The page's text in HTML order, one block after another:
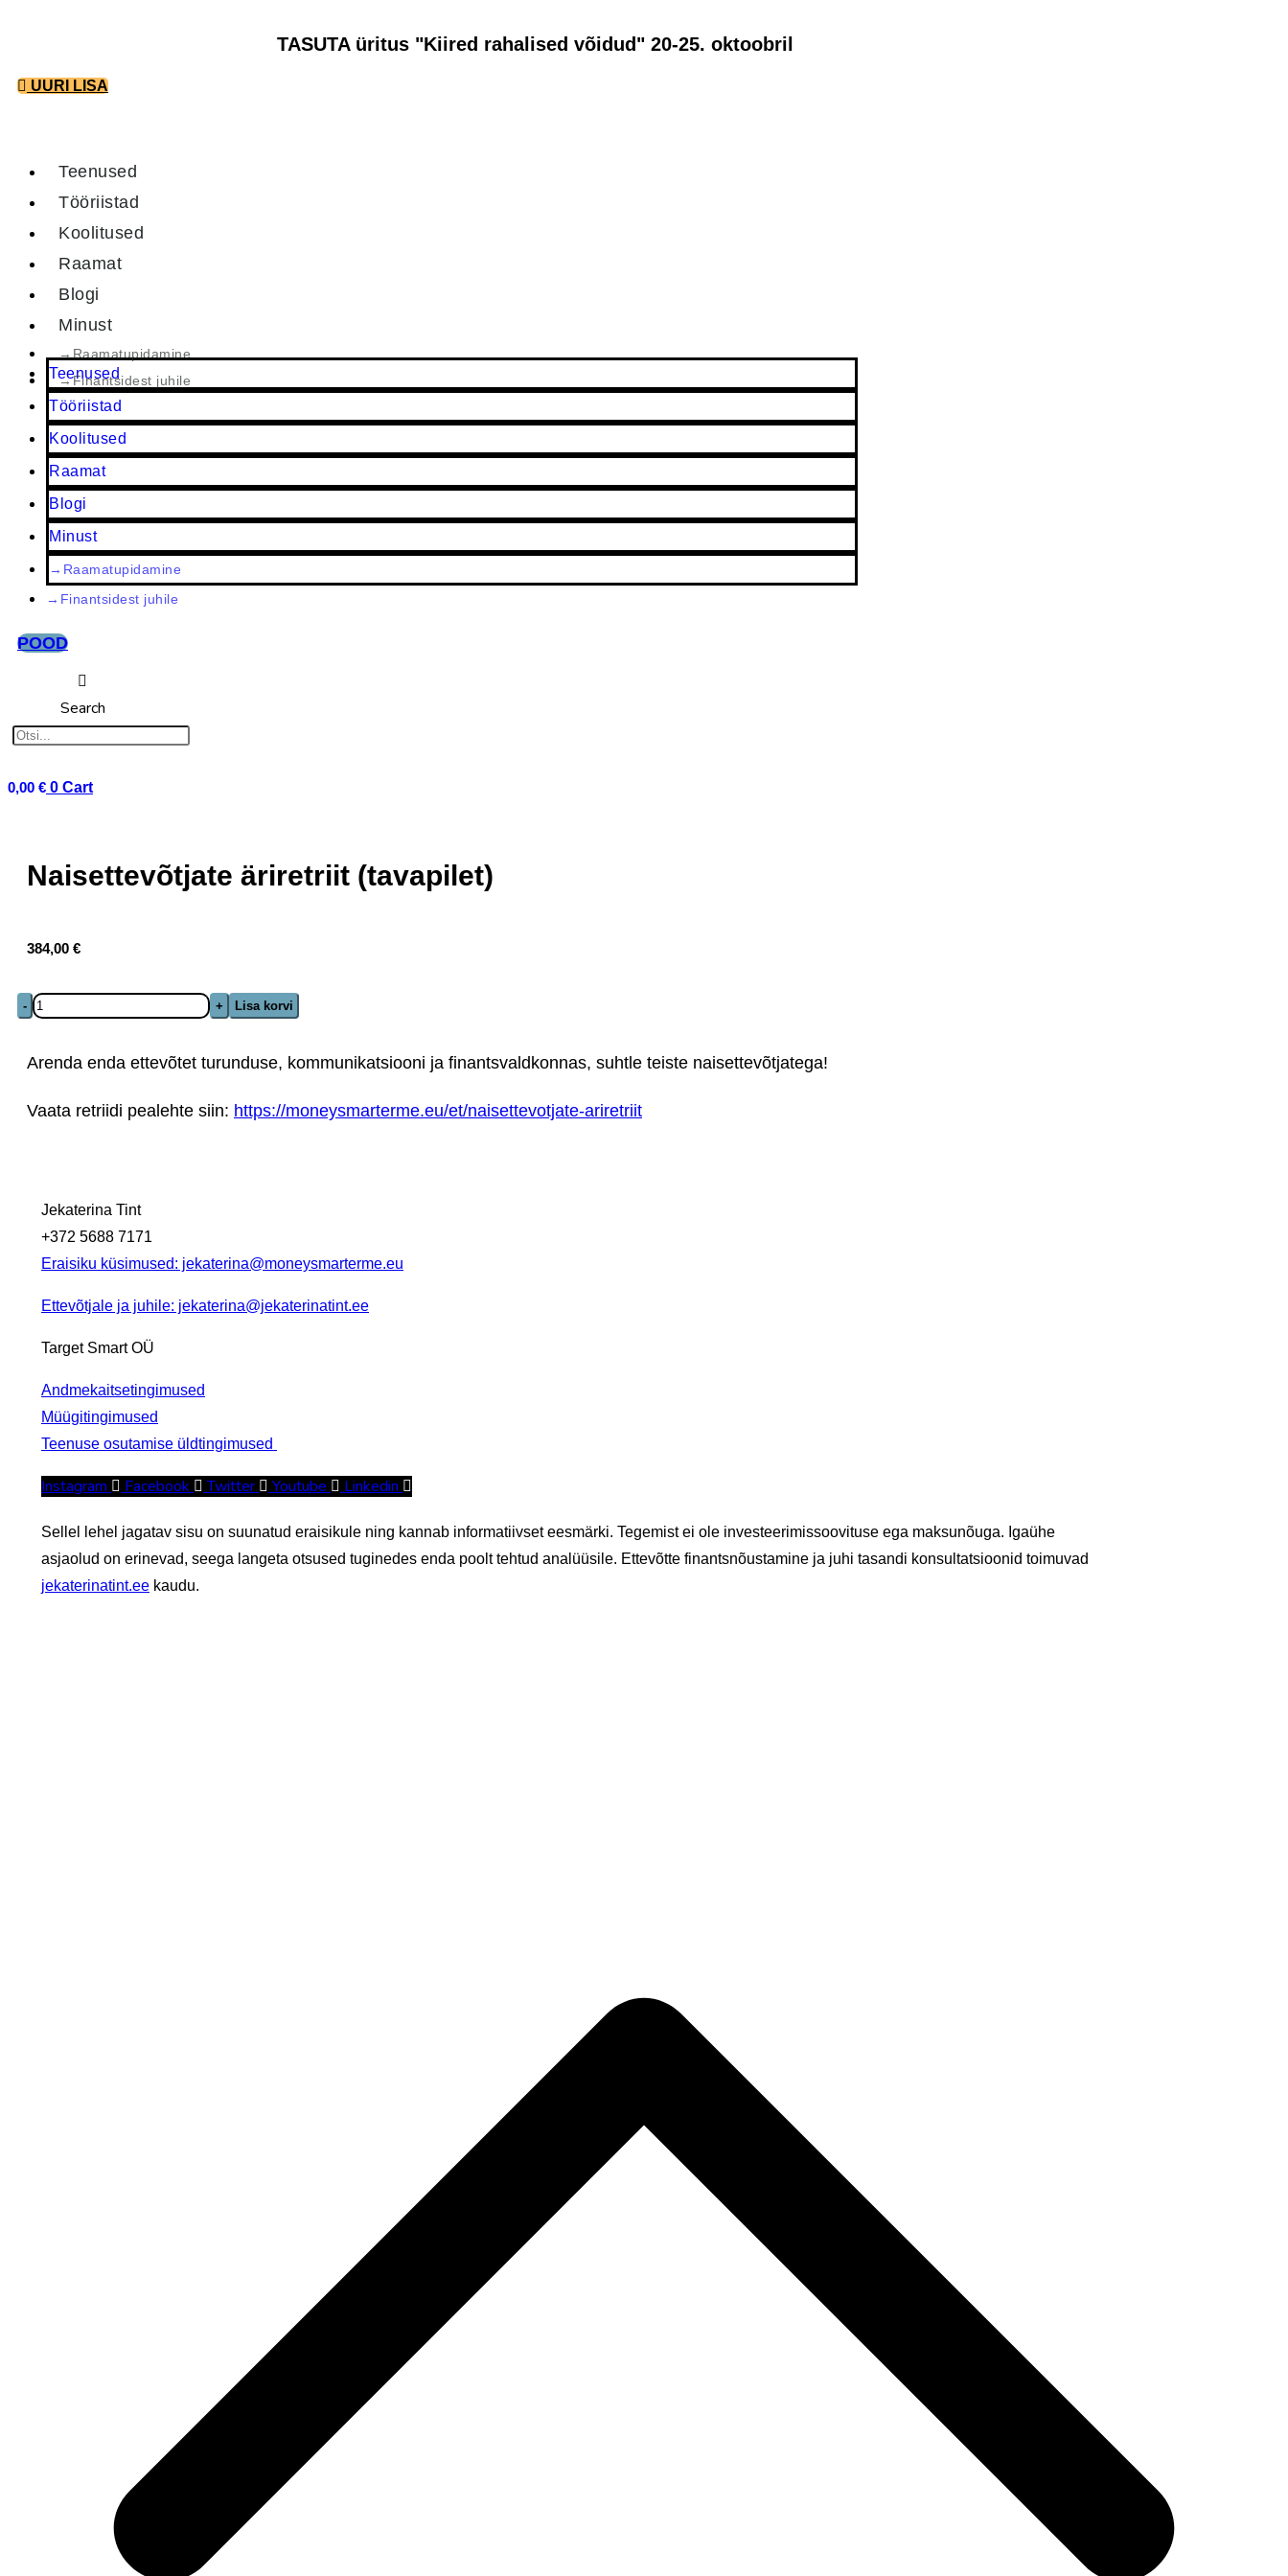
content
TASUTA üritus "Kiired rahalised võidud" 20-25. oktoobril
UURI LISA
Teenused
Tööriistad
Koolitused
Raamat
Blogi
Minust
→Raamatupidamine
→Finantsidest juhile
Teenused
Tööriistad
Koolitused
Raamat
Blogi
Minust
→Raamatupidamine
→Finantsidest juhile
POOD
Search
0,00 € 0 Cart
Naisettevõtjate äriretriit (tavapilet)
384,00 €
-Naisettevõtjate
(tavapilet)
+ Lisa korvi
Arenda enda ettevõtet turunduse, kommunikatsiooni ja finantsvaldkonnas, suhtle teiste naisettevõtjatega!
Vaata retriidi pealehte siin: https://moneysmarterme.eu/et/naisettevotjate-ariretriit
Jekaterina Tint
+372 5688 7171
Eraisiku küsimused: jekaterina@moneysmarterme.eu
Ettevõtjale ja juhile: jekaterina@jekaterinatint.ee
Target Smart OÜ
Andmekaitsetingimused
Müügitingimused
Teenuse osutamise üldtingimused
Instagram Facebook Twitter Youtube Linkedin
Sellel lehel jagatav sisu on suunatud eraisikule ning kannab informatiivset eesmärki. Tegemist ei ole investeerimissoovituse ega maksunõuga. Igaühe
asjaolud on erinevad, seega langeta otsused tuginedes enda poolt tehtud analüüsile. Ettevõtte finantsnõustamine ja juhi tasandi konsultatsioonid toimuvad
jekaterinatint.ee kaudu.